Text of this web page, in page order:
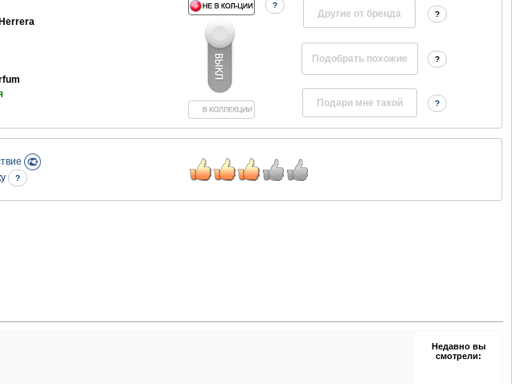
?
Другие от бренда ?
?
?
?
Недавно вы
смотрели: